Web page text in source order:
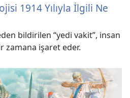
1914 Yılıyla İlgili Ne
bildirilen “yedi vakit”, insan
işaret eder.